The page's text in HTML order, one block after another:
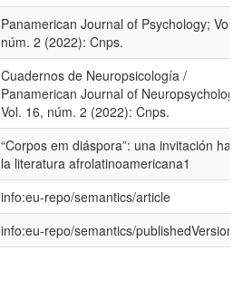
Panamerican Journal of Psychology; Vol.
núm. 2 (2022): Cnps.
Cuadernos de Neuropsicología /
Panamerican Journal of
Vol. 16, núm. 2 (2022): Cnps.
“Corpos em diáspora”: una invitación
la literatura afrolatinoamericana1
info:eu-repo/semantics/article
info:eu-repo/semantics/publishedVersion